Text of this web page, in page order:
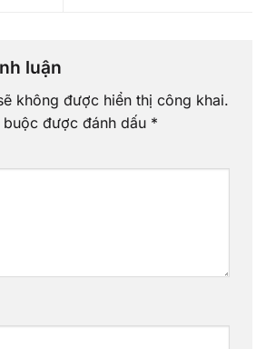
luận
không được hiển thị công khai.
được đánh dấu *